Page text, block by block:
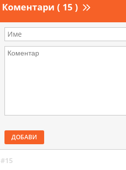
Коментари ( 15 )
ДОБАВИ
#15